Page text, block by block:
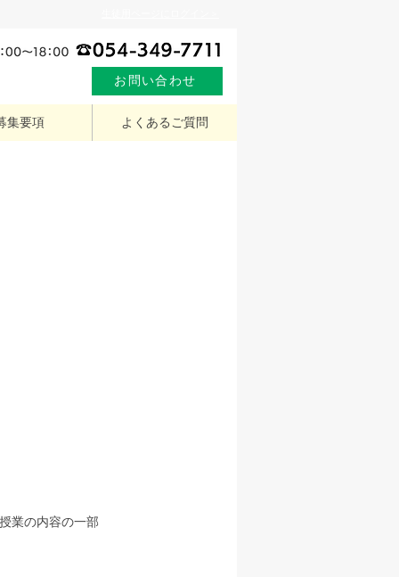
お問い合わせ
集要項 よくあるご質問
業の内容の一部